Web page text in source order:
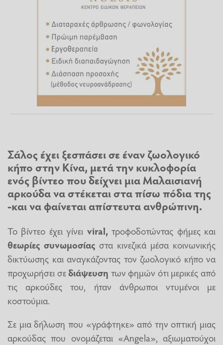
Σάλος έχει ξεσπάσει σε έναν ζωολογικό
κήπο στην Κίνα, μετά την κυκλοφορία
ενός βίντεο που δείχνει μιαΜαλαισιανή
αρκούδανα στέκεται στα πίσω πόδια της
-και να φαίνεται απίστευτα ανθρώπινη.
Το βίντεο έχει γίνει viral, τροφοδοτώντας φήμες και
θεωρίες συνωμοσίας στα κινεζικά μέσα κοινωνικής
δικτύωσης και αναγκάζοντας τον ζωολογικό κήπο να
προχωρήσει σεδιάψευση των φημών ότι μερικές από
τις αρκούδες του, ήταν άνθρωποι ντυμένοι με
κοστούμια.
Σε μια δήλωση που «γράφτηκε» από την οπτική μιας
αρκούδας που ονομάζεται «Angela», αξιωματούχοι